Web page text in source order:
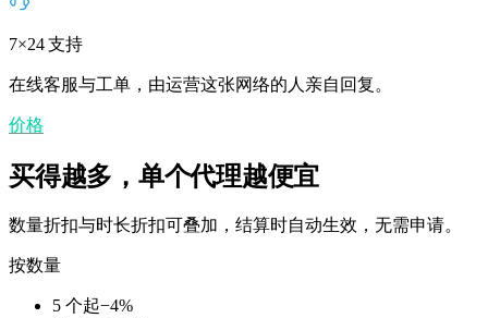
7×24 支持
在线客服与工单，由运营这张网络的人亲自回复。
价格
买得越多，单个代理越便宜
数量折扣与时长折扣可叠加，结算时自动生效，无需申请。
按数量
5 个起−4%